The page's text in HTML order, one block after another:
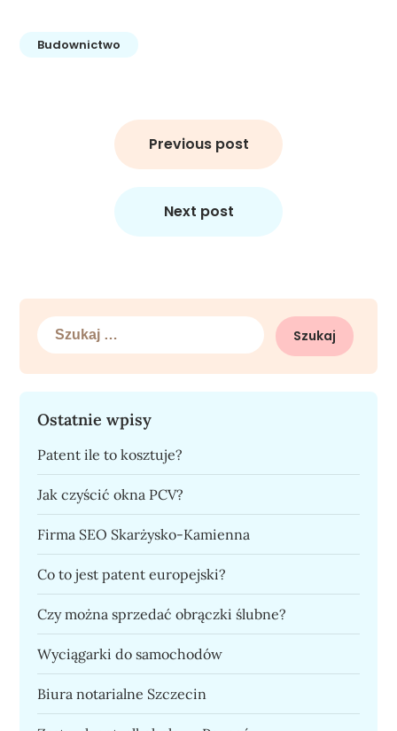
Budownictwo
Previous post
Next post
Szukaj:
Ostatnie wpisy
Patent ile to kosztuje?
Jak czyścić okna PCV?
Firma SEO Skarżysko-Kamienna
Co to jest patent europejski?
Czy można sprzedać obrączki ślubne?
Wyciągarki do samochodów
Biura notarialne Szczecin